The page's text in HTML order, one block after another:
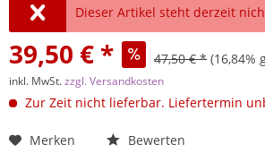
Dieser Artikel steht derzeit
39,50 € * 47,50 € * (16,84%
inkl. MwSt.zzgl. Versandkosten
Zur Zeit nicht lieferbar. Liefertermin
Merken Bewerten